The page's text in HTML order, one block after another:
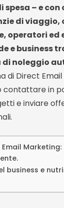
– e con
di
operatori ed
e business
noleggio
di Direct
contattare in
e inviare
Marketing:
business e